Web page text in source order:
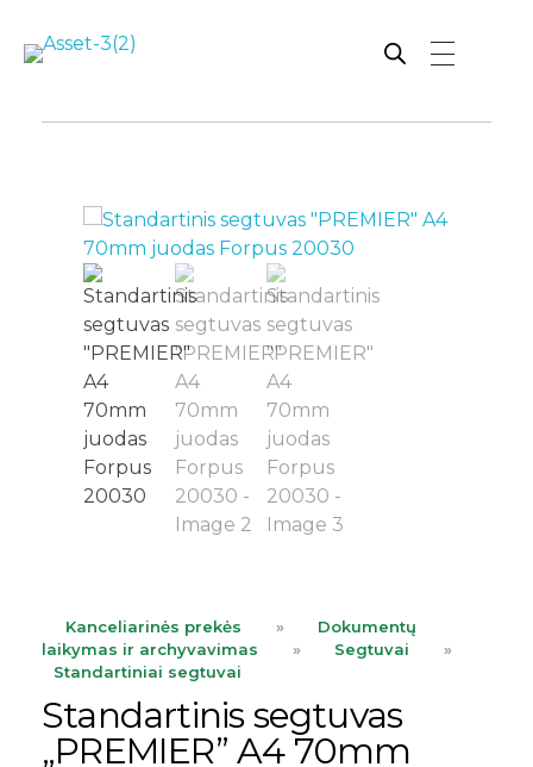
Kanceliarinės prekės »
Dokumentų
laikymas ir archyvavimas
» Segtuvai
»
Standartiniai segtuvai
Standartinis segtuvas
„PREMIER” A4 70mm